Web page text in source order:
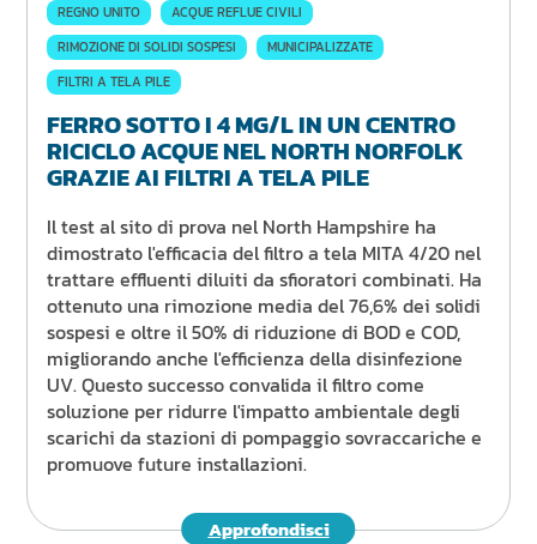
REGNO UNITO
ACQUE REFLUE CIVILI
RIMOZIONE DI SOLIDI SOSPESI
MUNICIPALIZZATE
FILTRI A TELA PILE
FERRO SOTTO I 4 MG/L IN UN CENTRO
RICICLO ACQUE NEL NORTH NORFOLK
GRAZIE AI FILTRI A TELA PILE
Il test al sito di prova nel North Hampshire ha
dimostrato l'efficacia del filtro a tela MITA 4/20 nel
trattare effluenti diluiti da sfioratori combinati. Ha
ottenuto una rimozione media del 76,6% dei solidi
sospesi e oltre il 50% di riduzione di BOD e COD,
migliorando anche l'efficienza della disinfezione
UV. Questo successo convalida il filtro come
soluzione per ridurre l'impatto ambientale degli
scarichi da stazioni di pompaggio sovraccariche e
promuove future installazioni.
Approfondisci